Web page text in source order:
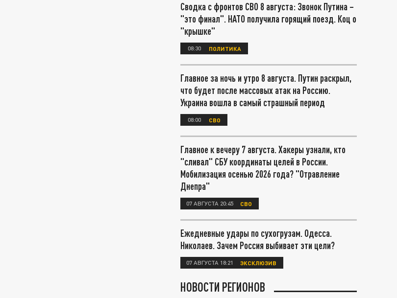
Сводка с фронтов СВО 8 августа: Звонок Путина –
"это финал". НАТО получила горящий поезд. Коц о
"крышке"
08:30 ПОЛИТИКА
Главное за ночь и утро 8 августа. Путин раскрыл,
что будет после массовых атак на Россию.
Украина вошла в самый страшный период
08:00 СВО
Главное к вечеру 7 августа. Хакеры узнали, кто
"сливал" СБУ координаты целей в России.
Мобилизация осенью 2026 года? "Отравление
Днепра"
07 АВГУСТА 20:45 СВО
Ежедневные удары по сухогрузам. Одесса.
Николаев. Зачем Россия выбивает эти цели?
07 АВГУСТА 18:21 ЭКСКЛЮЗИВ
НОВОСТИ РЕГИОНОВ